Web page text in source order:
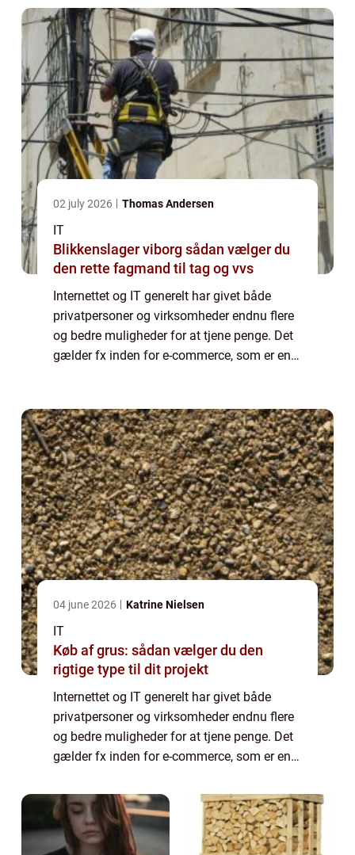
02 july 2026 Thomas Andersen
IT
Blikkenslager viborg sådan vælger du
den rette fagmand til tag og vvs
Internettet og IT generelt har givet både
privatpersoner og virksomheder endnu flere
og bedre muligheder for at tjene penge. Det
gælder fx inden for e-commerce, som er en
04 june 2026 Katrine Nielsen
IT
Køb af grus: sådan vælger du den
rigtige type til dit projekt
Internettet og IT generelt har givet både
privatpersoner og virksomheder endnu flere
og bedre muligheder for at tjene penge. Det
gælder fx inden for e-commerce, som er en
bruger mere traditionelle virksomhede...